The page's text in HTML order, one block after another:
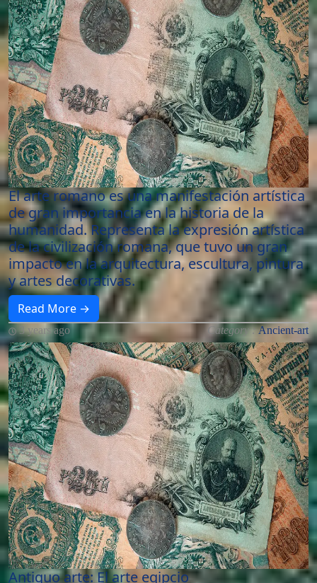
El arte romano es una manifestación artística
de gran importancia en la historia de la
humanidad. Representa la expresión artística
de la civilización romana, que tuvo un gran
impacto en la arquitectura, escultura, pintura
y artes decorativas.
Read More →
3 years ago Category :Ancient-art
Antiguo arte: El arte egipcio